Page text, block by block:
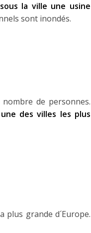
la ville une usine
sont inondés.
de personnes.
des villes les plus
plus grande d´Europe.